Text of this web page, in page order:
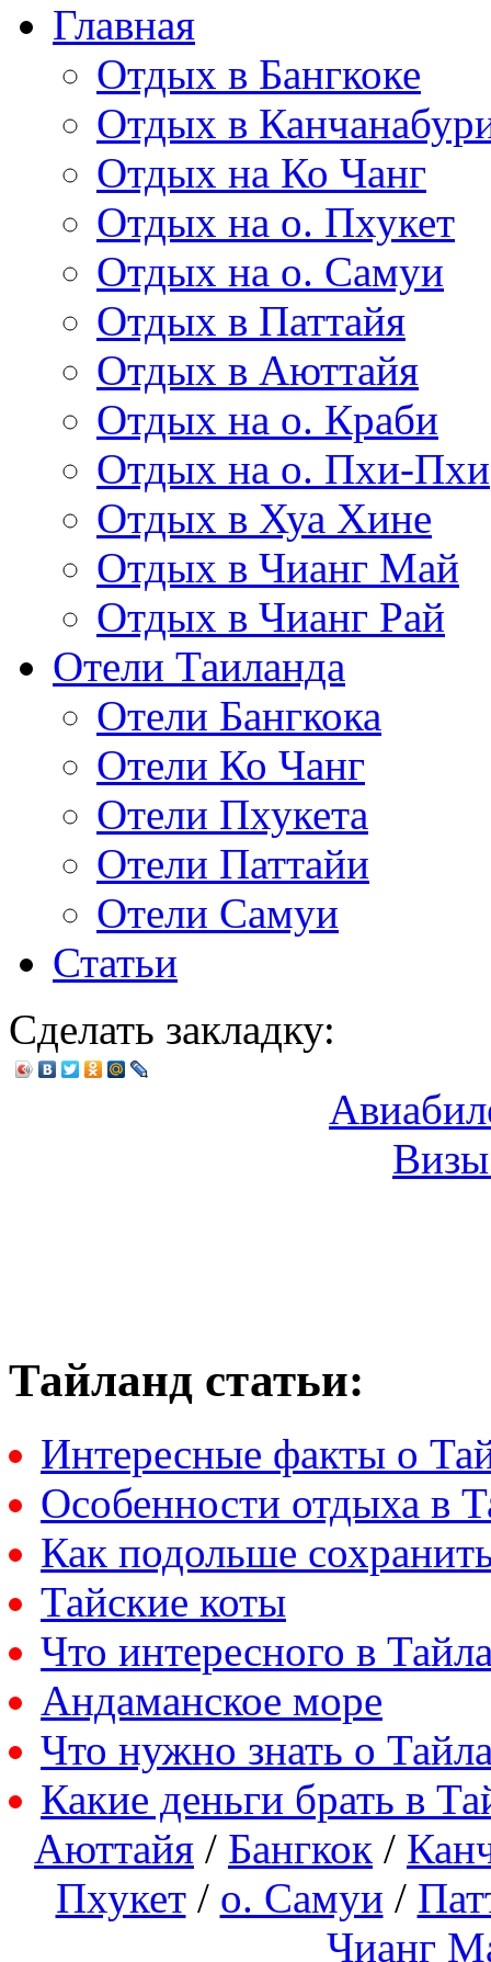
Главная
Отдых в Бангкоке
Отдых в
Отдых на Ко Чанг
Отдых на о. Пхукет
Отдых на о. Самуи
Отдых в Паттайя
Отдых в Аюттайя
Отдых на о. Краби
Отдых на о. Пхи-Пхи
Отдых в Хуа Хине
Отдых в Чианг Май
Отдых в Чианг Рай
Отели Таиланда
Отели Бангкока
Отели Ко Чанг
Отели Пхукета
Отели Паттайи
Отели Самуи
Статьи
Сделать закладку:
Тайланд статьи:
Интересные факты о
Особенности отдыха в
Как подольше
Тайские коты
Что интересного в
Андаманское море
Что нужно знать о
Какие деньги брать в
Аюттайя / Бангкок /
Пхукет/ о. Самуи /
Чианг